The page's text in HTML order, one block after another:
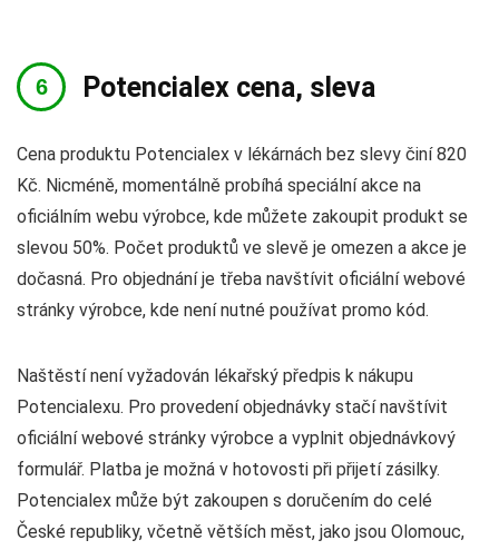
Potencialex cena, sleva
Cena produktu Potencialex v lékárnách bez slevy činí 820
Kč. Nicméně, momentálně probíhá speciální akce na
oficiálním webu výrobce, kde můžete zakoupit produkt se
slevou 50%. Počet produktů ve slevě je omezen a akce je
dočasná. Pro objednání je třeba navštívit oficiální webové
stránky výrobce, kde není nutné používat promo kód.
Naštěstí není vyžadován lékařský předpis k nákupu
Potencialexu. Pro provedení objednávky stačí navštívit
oficiální webové stránky výrobce a vyplnit objednávkový
formulář. Platba je možná v hotovosti při přijetí zásilky.
Potencialex může být zakoupen s doručením do celé
České republiky, včetně větších měst, jako jsou Olomouc,